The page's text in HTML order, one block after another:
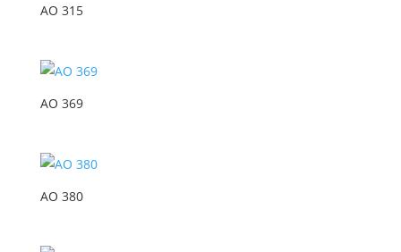
AO 315
AO 369
AO 380